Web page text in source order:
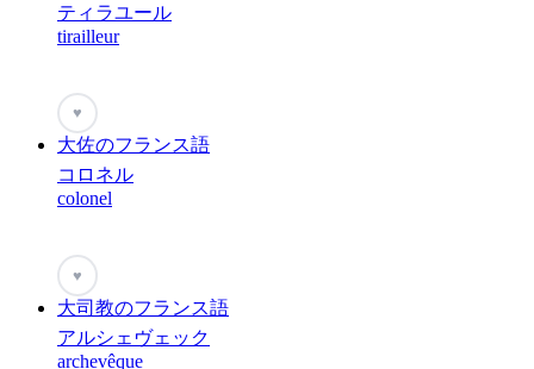
ティラユール
tirailleur
♥
大佐のフランス語
コロネル
colonel
♥
大司教のフランス語
アルシェヴェック
archevêque